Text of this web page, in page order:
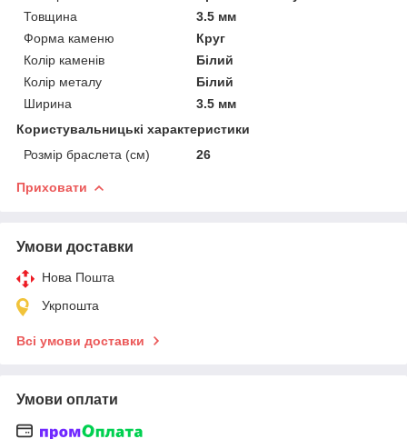
Товщина
3.5 мм
Форма каменю
Круг
Колір каменів
Білий
Колір металу
Білий
Ширина
3.5 мм
Користувальницькі характеристики
Розмір браслета (см)
26
Приховати
Умови доставки
Нова Пошта
Укрпошта
Всі умови доставки
Умови оплати